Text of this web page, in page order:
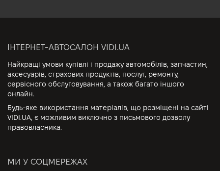
ІНТЕРНЕТ-АВТОСАЛОН VIDI.UA
Найкращі умови купівлі і продажу автомобілів, запчастин,
аксесуарів, страхових продуктів, послуг, ремонту,
сервісного обслуговування, а також багато іншого
онлайн.
Будь-яке використання матеріалів, що розміщені на сайті
VIDI.UA, є можливим виключно з письмового дозволу
правовласника.
МИ У СОЦМЕРЕЖАХ